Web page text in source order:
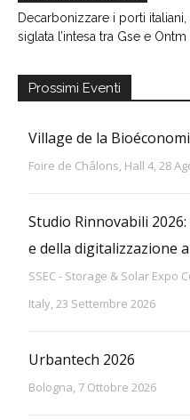
Decarbonizzare i porti italiani,
siglata l’intesa tra Gse e Ontm
Prossimi Eventi
Village de la
Foire de Châlons, Hall 4, 28
Studio Rinnovabili
e della digitalizzazione
SSEC - Storage & Solar Expo
Italy, 23 Settembre 2026
Urbantech 2026
Bologna, 7 Ottobre 2026